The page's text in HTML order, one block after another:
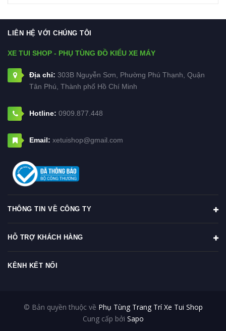
LIÊN HỆ VỚI CHÚNG TÔI
XE TUI SHOP - PHỤ TÙNG ĐỒ KIỂU XE MÁY
Địa chỉ: 303B Nguyễn Sơn, Phường Phú Thạnh, Quận
Tân Phú, Thành phố Hồ Chí Minh
Hotline: 0909.877.448
Email: xetuishop@gmail.com
THÔNG TIN VỀ CÔNG TY
HỖ TRỢ KHÁCH HÀNG
KÊNH KẾT NỐI
© Bản quyền thuộc về Phụ Tùng Trang Trí Xe Tui Shop
Cung cấp bởi Sapo